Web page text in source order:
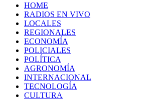
HOME
RADIOS EN VIVO
LOCALES
REGIONALES
ECONOMÍA
POLICIALES
POLÍTICA
AGRONOMÍA
INTERNACIONAL
TECNOLOGÍA
CULTURA